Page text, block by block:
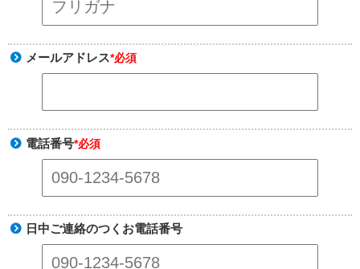
メールアドレス*必須
電話番号*必須
日中ご連絡のつくお電話番号